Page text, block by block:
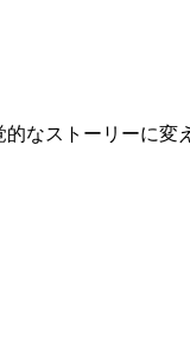
なストーリーに変